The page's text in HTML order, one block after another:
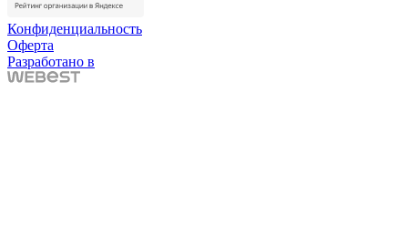
Конфиденциальность
Оферта
Разработано в